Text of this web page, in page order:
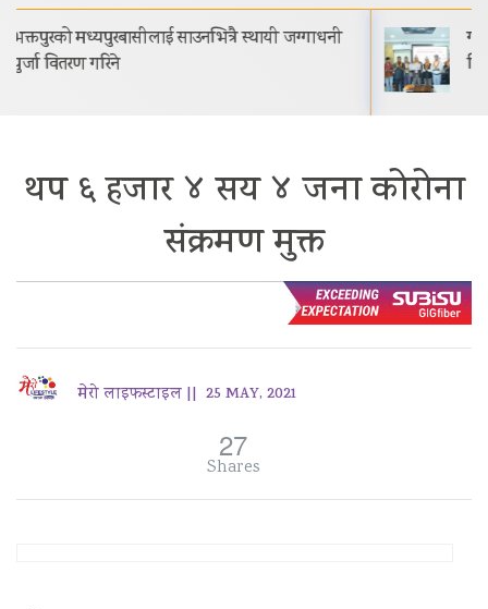
गीति एल्बम ‘जागृति’ राजधानी काठमाडौंमा आयोजित
विशेष समारोहबीच लोकार्पण गरिएको…
थप ६ हजार ४ सय ४ जना कोरोना
संक्रमण मुक्त
मेरो लाइफस्टाइल || 25 MAY, 2021
27
Shares